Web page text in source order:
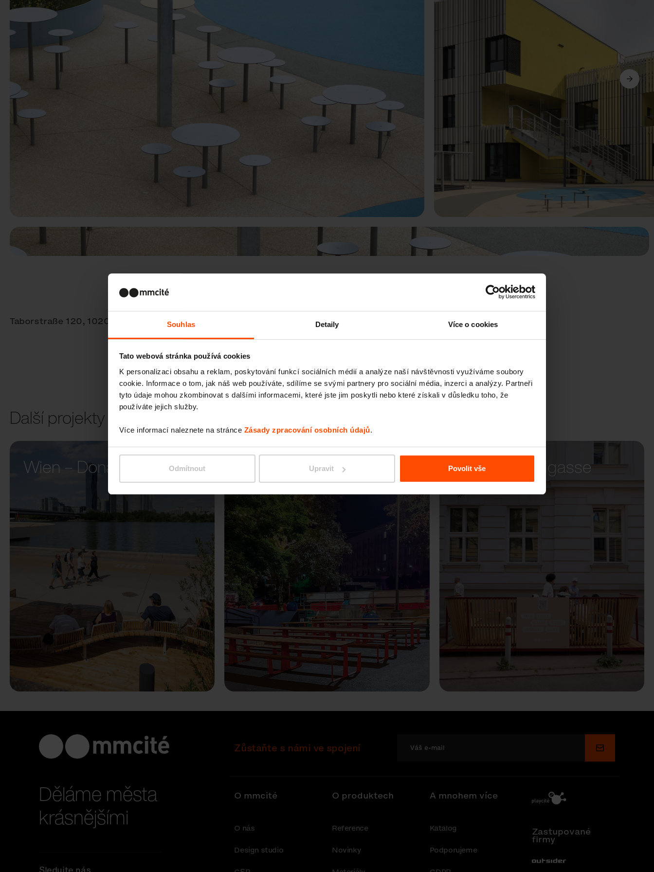
Souhlas Detaily Více o cookies
Tato webová stránka používá cookies
K personalizaci obsahu a reklam, poskytování funkcí sociálních médií a analýze naší návštěvnosti využíváme soubory
cookie. Informace o tom, jak náš web používáte, sdílíme se svými partnery pro sociální média, inzerci a analýzy. Partneři
tyto údaje mohou zkombinovat s dalšími informacemi, které jste jim poskytli nebo které získali v důsledku toho, že
používáte jejich služby.
Více informací naleznete na stránce Zásady zpracování osobních údajů.
Odmítnout Upravit Povolit vše
Taborstraße 120, 1020 Wien
Další projekty
Wien – Donauterasse
Seattle – Popup park Wien – Kandlgasse
Děláme města
krásnějšími
Zůstaňte s námi ve spojení Odeslat
O mmcité
O nás
Design studio
O produktech
Reference
Novinky
A mnohem více
Katalog
Podporujeme
Zastupované
firmy
Out-Sider